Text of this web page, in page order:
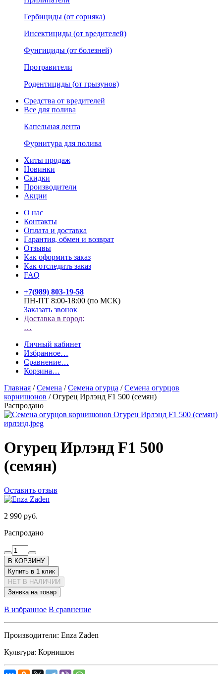
Гербициды (от сорняка)
Инсектициды (от вредителей)
Фунгициды (от болезней)
Протравители
Родентициды (от грызунов)
Средства от вредителей
Все для полива
Капельная лента
Фурнитура для полива
Хиты продаж
Новинки
Скидки
Производители
Акции
О нас
Контакты
Оплата и доставка
Гарантия, обмен и возврат
Отзывы
Как оформить заказ
Как отследить заказ
FAQ
+7(989) 803-19-58
ПН-ПТ 8:00-18:00 (по МСК)
Заказать звонок
Доставка в город:
…
Личный кабинет
Избранное…
Сравнение…
Корзина…
Главная /Семена /Семена огурца /Семена огурцов
корнишонов /Огурец Ирлэнд F1 500 (семян)
Распродано
Огурец Ирлэнд F1 500
(семян)
Оставить отзыв
2 990 руб.
Распродано
В КОРЗИНУ
Купить в 1 клик
НЕТ В НАЛИЧИИ
Заявка на товар
В избранное В сравнение
Производители: Enza Zaden
Культура: Корнишон